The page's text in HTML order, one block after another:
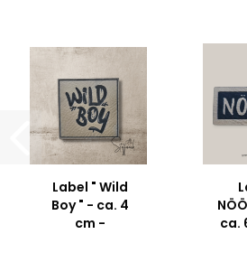
Label " Wild
Boy " - ca. 4
cm -
ca.